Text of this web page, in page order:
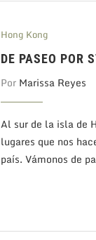
Hong Kong
DE PASEO POR
Por Marissa Reyes
Al sur de la isla de
lugares que nos
país. Vámonos de